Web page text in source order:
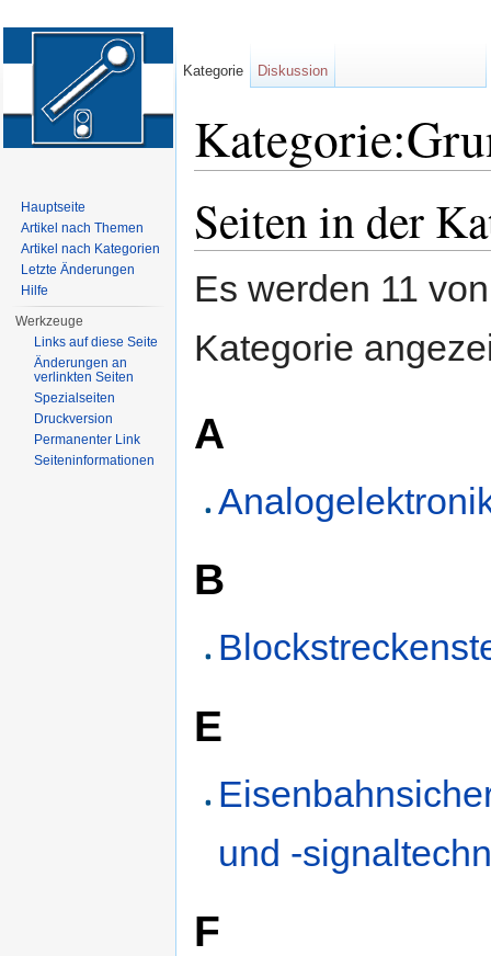
Seiten in der
Es werden 11
Kategorie
A
B
E
und -
F
Kategorie Diskussion
Hauptseite
Artikel nach Themen
Artikel nach Kategorien
Letzte Änderungen
Hilfe
Werkzeuge
Links auf diese Seite
Änderungen an
verlinkten Seiten
Spezialseiten
Druckversion
Permanenter Link
Seiten­informationen